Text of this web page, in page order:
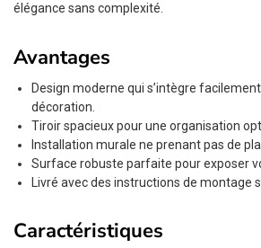
élégance sans complexité.
Avantages
Design moderne qui s’intègre
décoration.
Tiroir spacieux pour une organisation
Installation murale ne prenant pas de
Surface robuste parfaite pour exposer
Livré avec des instructions de montage
Caractéristiques